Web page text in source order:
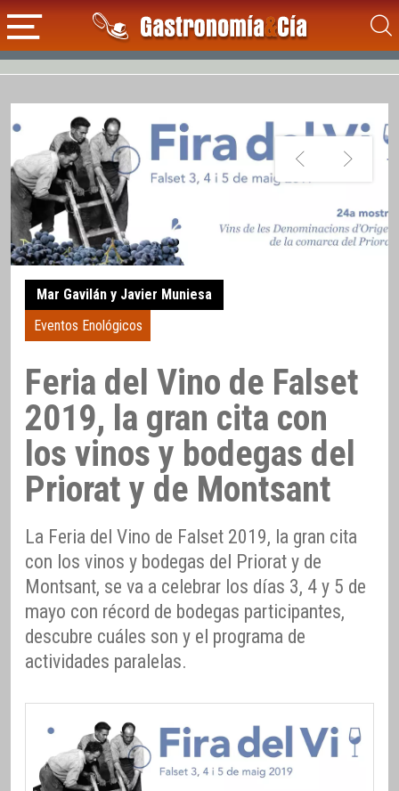
Mar Gavilán y Javier Muniesa
Eventos Enológicos
Feria del Vino de Falset
2019, la gran cita con
los vinos y bodegas del
Priorat y de Montsant
La Feria del Vino de Falset 2019, la gran cita
con los vinos y bodegas del Priorat y de
Montsant, se va a celebrar los días 3, 4 y 5 de
mayo con récord de bodegas participantes,
descubre cuáles son y el programa de
actividades paralelas.